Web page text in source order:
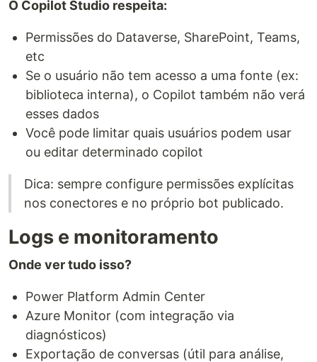
O Copilot Studio respeita:
Permissões do Dataverse, SharePoint, Teams,
etc
Se o usuário não tem acesso a uma fonte (ex:
biblioteca interna), o Copilot também não verá
esses dados
Você pode limitar quais usuários podem usar
ou editar determinado copilot
Dica: sempre configure permissões explícitas
nos conectores e no próprio bot publicado.
Logs e monitoramento
Onde ver tudo isso?
Power Platform Admin Center
Azure Monitor (com integração via
diagnósticos)
Exportação de conversas (útil para análise,